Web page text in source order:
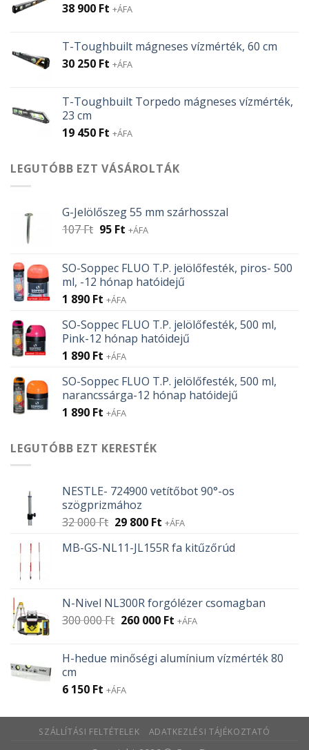
38 900 Ft +ÁFA
T-Toughbuilt mágneses vízmérték, 60 cm
30 250 Ft +ÁFA
T-Toughbuilt Torpedo mágneses vízmérték,
23 cm
19 450 Ft +ÁFA
LEGUTÓBB EZT VÁSÁROLTÁK
G-Jelölőszeg 55 mm szárhosszal
107Ft Original
107 Ft.
95 FtCurrent
95 Ft.
+ÁFA
SO-Soppec FLUO T.P. jelölőfesték, piros- 500
ml, -12 hónap hatóidejű
1 890 Ft +ÁFA
SO-Soppec FLUO T.P. jelölőfesték, 500 ml,
Pink-12 hónap hatóidejű
1 890 Ft +ÁFA
SO-Soppec FLUO T.P. jelölőfesték, 500 ml,
narancssárga-12 hónap hatóidejű
1 890 Ft +ÁFA
LEGUTÓBB EZT KERESTÉK
NESTLE- 724900 vetítőbot 90°-os
szögprizmához
32 000Ft Original
was:
29 800 FtCurrent
is:
+ÁFA
MB-GS-NL11-JL155R fa kitűzőrúd
N-Nivel NL300R forgólézer csomagban
300 000Ft Original
300
260 000 FtCurrent
260
+ÁFA
H-hedue minőségi alumínium vízmérték 80
cm
6 150 Ft +ÁFA
SZÁLLÍTÁSI FELTÉTELEK ADATKEZLÉSI TÁJÉKOZTATÓ